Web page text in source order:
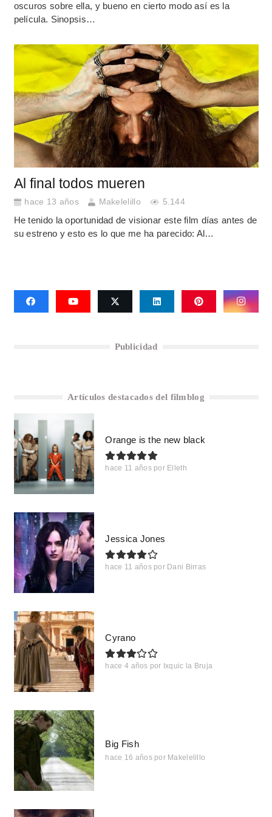
oscuros sobre ella, y bueno en cierto modo así es la
película. Sinopsis…
Al final todos mueren
hace 13 años Makelelillo 5.144
He tenido la oportunidad de visionar este film días antes de
su estreno y esto es lo que me ha parecido: Al…
Publicidad
Artículos destacados del filmblog
Orange is the new black
hace 11 años por Elleth
Jessica Jones
hace 11 años por Dani Birras
Cyrano
hace 4 años por Ixquic la Bruja
Big Fish
hace 16 años por Makelelillo